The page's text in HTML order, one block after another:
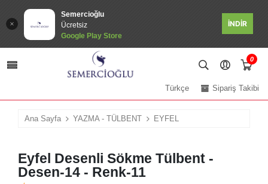
Semercioğlu
Ücretsiz
Google Play Store
İNDİR
0
Sipariş Takibi
Türkçe
Ana Sayfa YAZMA - TÜLBENT EYFEL
Eyfel Desenli Sökme Tülbent -
Desen-14 - Renk-11